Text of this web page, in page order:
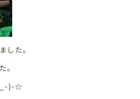
した。
。
)-☆